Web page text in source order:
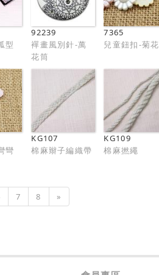
型
92239
襌畫風別針-萬
花筒
7365
兒童鈕扣-菊花
彎
KG107
棉麻辮子編織帶
KG109
棉麻撚繩
7 8 »